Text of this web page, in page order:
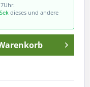
dieses und andere